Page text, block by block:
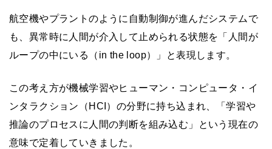
航空機やプラントのように自動制御が進んだシステムで
も、異常時に人間が介入して止められる状態を「人間が
ループの中にいる（in the loop）」と表現します。
この考え方が機械学習やヒューマン・コンピュータ・イ
ンタラクション（HCI）の分野に持ち込まれ、「学習や
推論のプロセスに人間の判断を組み込む」という現在の
意味で定着していきました。